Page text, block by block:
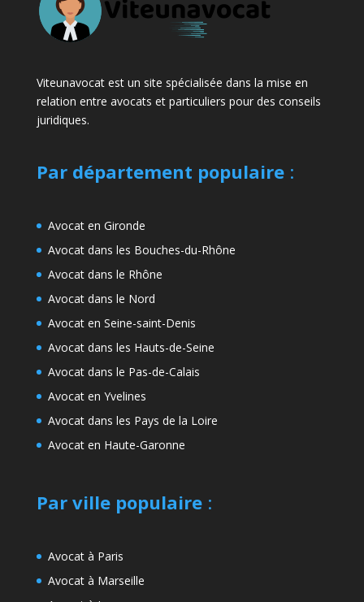
Viteunavocat est un site spécialisée dans la mise en
relation entre avocats et particuliers pour des conseils
juridiques.
Par département populaire:
Avocat en Gironde
Avocat dans les Bouches-du-Rhône
Avocat dans le Rhône
Avocat dans le Nord
Avocat en Seine-saint-Denis
Avocat dans les Hauts-de-Seine
Avocat dans le Pas-de-Calais
Avocat en Yvelines
Avocat dans les Pays de la Loire
Avocat en Haute-Garonne
Par ville populaire:
Avocat à Paris
Avocat à Marseille